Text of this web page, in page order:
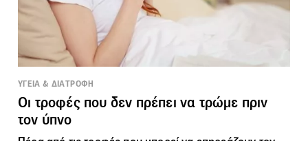
ΥΓΕΙΑ & ΔΙΑΤΡΟΦΗ
Οι τροφές που δεν πρέπει να τρώμε πριν
τον ύπνο